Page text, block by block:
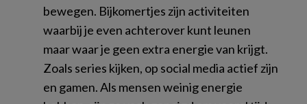
bewegen. Bijkomertjes zijn activiteiten
waarbij je even achterover kunt leunen
maar waar je geen extra energie van krijgt.
Zoals series kijken, op social media actief zijn
en gamen. Als mensen weinig energie